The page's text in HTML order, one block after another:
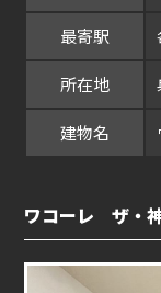
最寄駅
所在地
建物名
ワコーレ ザ・